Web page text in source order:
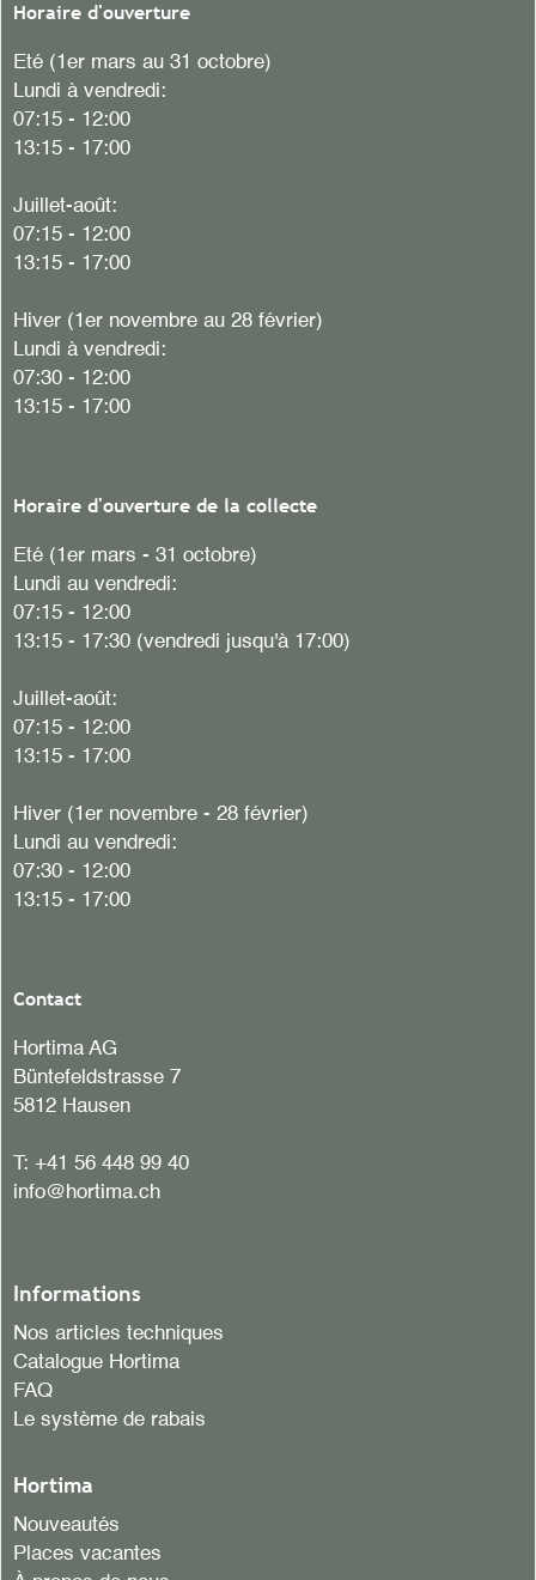
Horaire d'ouverture
Eté (1er mars au 31 octobre)
Lundi à vendredi:
07:15 - 12:00
13:15 - 17:00
Juillet-août:
07:15 - 12:00
13:15 - 17:00
Hiver (1er novembre au 28 février)
Lundi à vendredi:
07:30 - 12:00
13:15 - 17:00
Horaire d'ouverture de la collecte
Eté (1er mars - 31 octobre)
Lundi au vendredi:
07:15 - 12:00
13:15 - 17:30 (vendredi jusqu'à 17:00)
Juillet-août:
07:15 - 12:00
13:15 - 17:00
Hiver (1er novembre - 28 février)
Lundi au vendredi:
07:30 - 12:00
13:15 - 17:00
Contact
Hortima AG
Büntefeldstrasse 7
5812 Hausen
T: +41 56 448 99 40
info@hortima.ch
Informations
Nos articles techniques
Catalogue Hortima
FAQ
Le système de rabais
Hortima
Nouveautés
Places vacantes